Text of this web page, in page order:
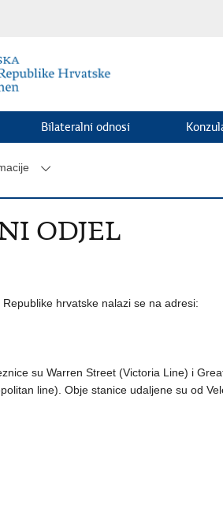
Bilateralni odnosi
ODJEL
hrvatske nalazi se na adresi:
su Warren Street (Victoria Line) i
line). Obje stanice udaljene su od